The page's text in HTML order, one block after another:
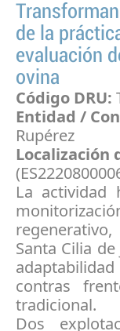
de la
evaluación
ovina
Código DRU:
Entidad /
Rupérez
Localización
La actividad
Santa Cilia
contras
tradicional.
Dos